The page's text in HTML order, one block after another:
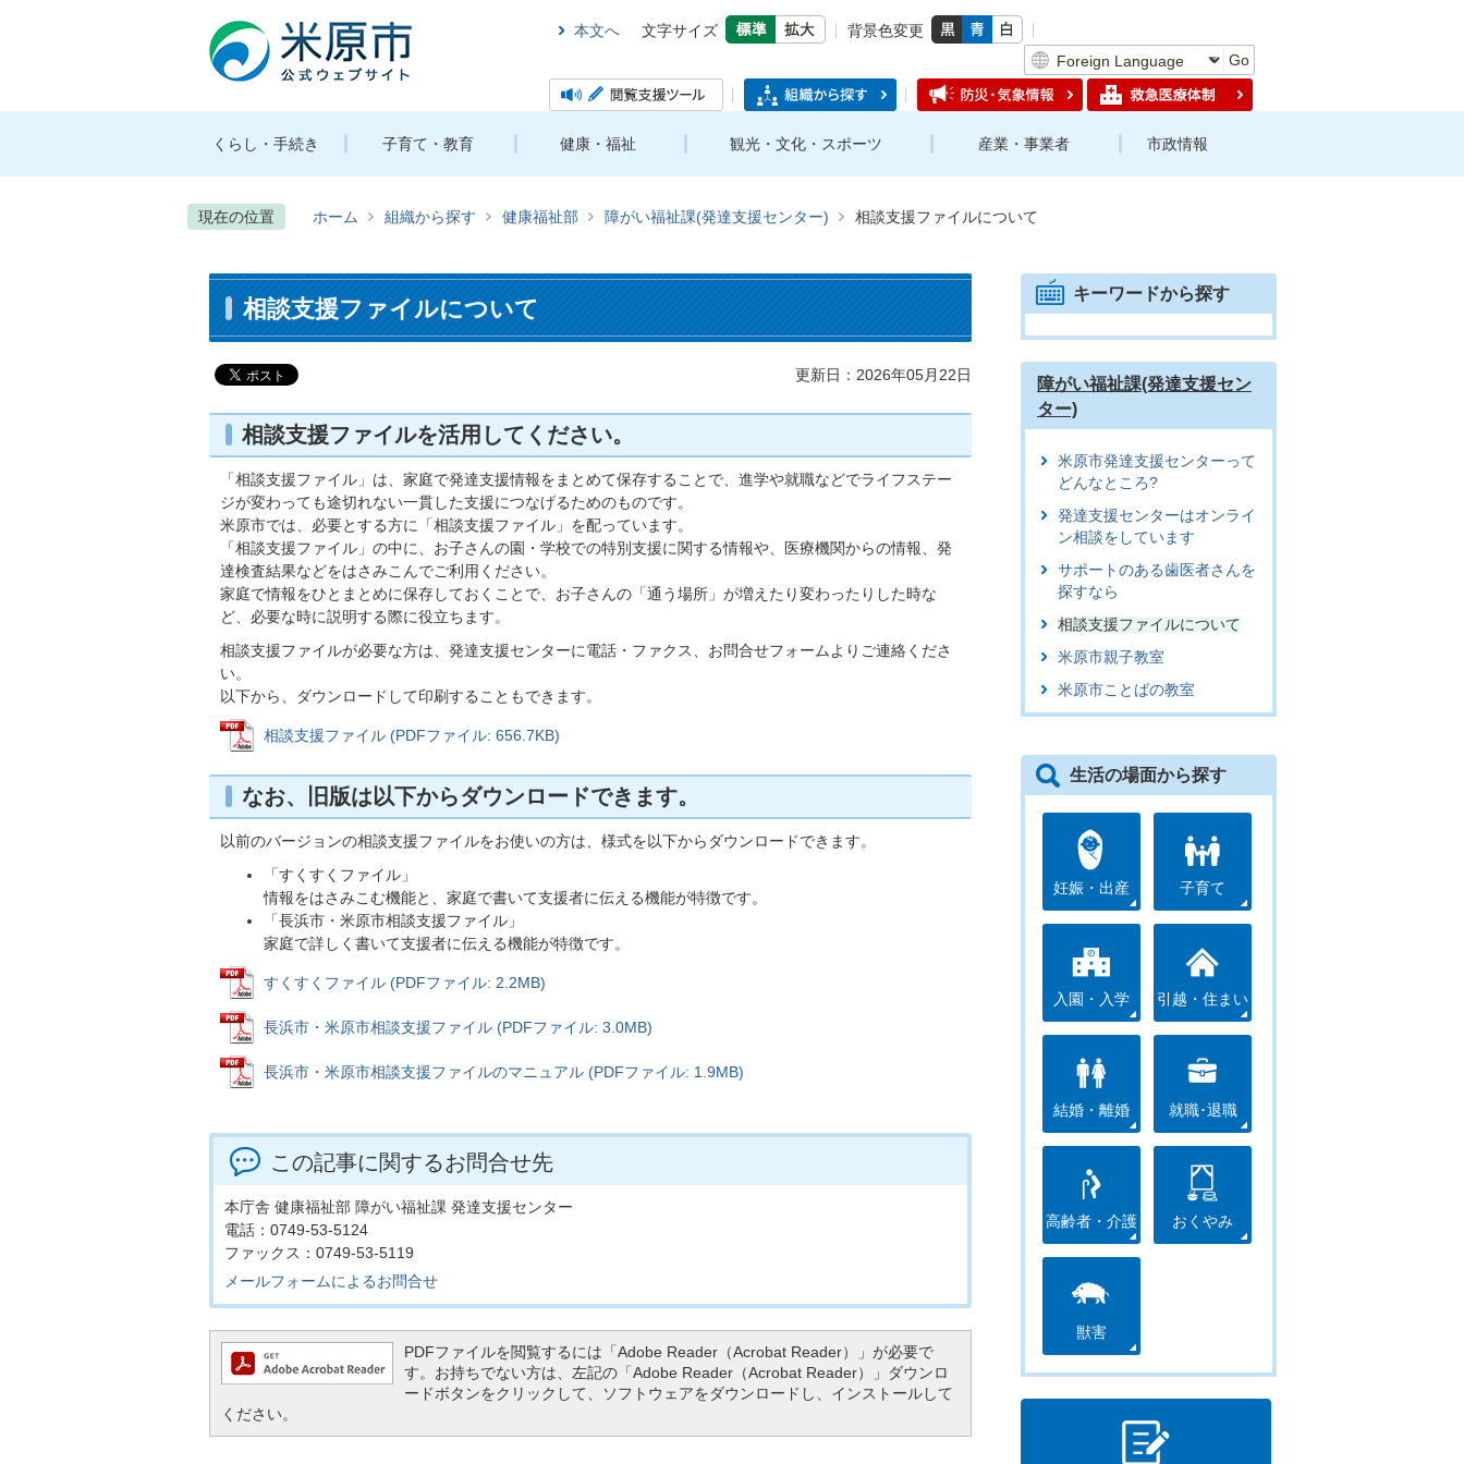
本文へ 文字サイズ
背景色変更
Go
くらし・手続き 子育て・教育 健康・福祉 観光・文化・スポーツ 産業・事業者 市政情報
現在の位置 ホーム 組織から探す 健康福祉部 障がい福祉課(発達支援センター) 相談支援ファイルについて
相談支援ファイルについて
更新日：2026年05月22日
相談支援ファイルを活用してください。
「相談支援ファイル」は、家庭で発達支援情報をまとめて保存することで、進学や就職などでライフステー
ジが変わっても途切れない一貫した支援につなげるためのものです。
米原市では、必要とする方に「相談支援ファイル」を配っています。
「相談支援ファイル」の中に、お子さんの園・学校での特別支援に関する情報や、医療機関からの情報、発
達検査結果などをはさみこんでご利用ください。
家庭で情報をひとまとめに保存しておくことで、お子さんの「通う場所」が増えたり変わったりした時な
ど、必要な時に説明する際に役立ちます。
相談支援ファイルが必要な方は、発達支援センターに電話・ファクス、お問合せフォームよりご連絡くださ
い。
以下から、ダウンロードして印刷することもできます。
相談支援ファイル (PDFファイル: 656.7KB)
なお、旧版は以下からダウンロードできます。
以前のバージョンの相談支援ファイルをお使いの方は、様式を以下からダウンロードできます。
「すくすくファイル」
情報をはさみこむ機能と、家庭で書いて支援者に伝える機能が特徴です。
「長浜市・米原市相談支援ファイル」
家庭で詳しく書いて支援者に伝える機能が特徴です。
すくすくファイル (PDFファイル: 2.2MB)
長浜市・米原市相談支援ファイル (PDFファイル: 3.0MB)
長浜市・米原市相談支援ファイルのマニュアル (PDFファイル: 1.9MB)
この記事に関するお問合せ先
本庁舎 健康福祉部 障がい福祉課 発達支援センター
電話：0749-53-5124
ファックス：0749-53-5119
メールフォームによるお問合せ
PDFファイルを閲覧するには「Adobe Reader（Acrobat Reader）」が必要で
す。お持ちでない方は、左記の「Adobe Reader（Acrobat Reader）」ダウンロ
ードボタンをクリックして、ソフトウェアをダウンロードし、インストールして
ください。
キーワードから探す
障がい福祉課(発達支援セン
ター)
米原市発達支援センターって
どんなところ?
発達支援センターはオンライ
ン相談をしています
サポートのある歯医者さんを
探すなら
相談支援ファイルについて
米原市親子教室
米原市ことばの教室
生活の場面から探す
妊娠・出産 子育て
入園・入学 引越・住まい
結婚・離婚 就職･退職
高齢者・介護 おくやみ
獣害